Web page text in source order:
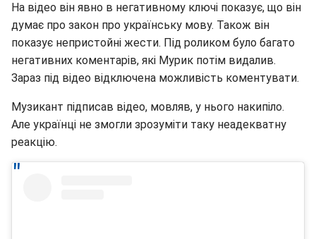
На відео він явно в негативному ключі показує, що він
думає про закон про українську мову. Також він
показує непристойні жести. Під роликом було багато
негативних коментарів, які Мурик потім видалив.
Зараз під відео відключена можливість коментувати.
Музикант підписав відео, мовляв, у нього накипіло.
Але українці не змогли зрозуміти таку неадекватну
реакцію.